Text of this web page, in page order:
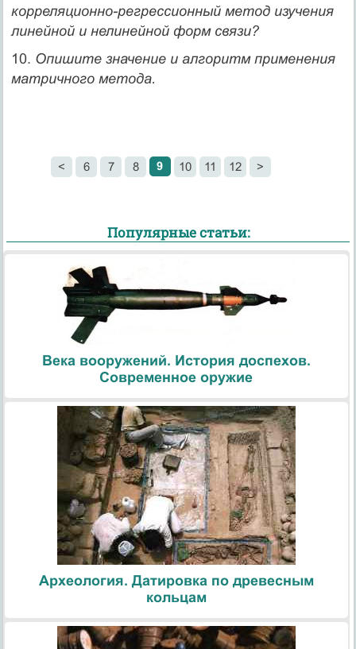
корреляционно-регрессионный метод изучения
линейной и нелинейной форм связи?
10. Опишите значение и алгоритм применения
матричного метода.
< 6 7 8 9 10 11 12 >
Популярные статьи:
Века вооружений. История доспехов.
Современное оружие
Археология. Датировка по древесным
кольцам